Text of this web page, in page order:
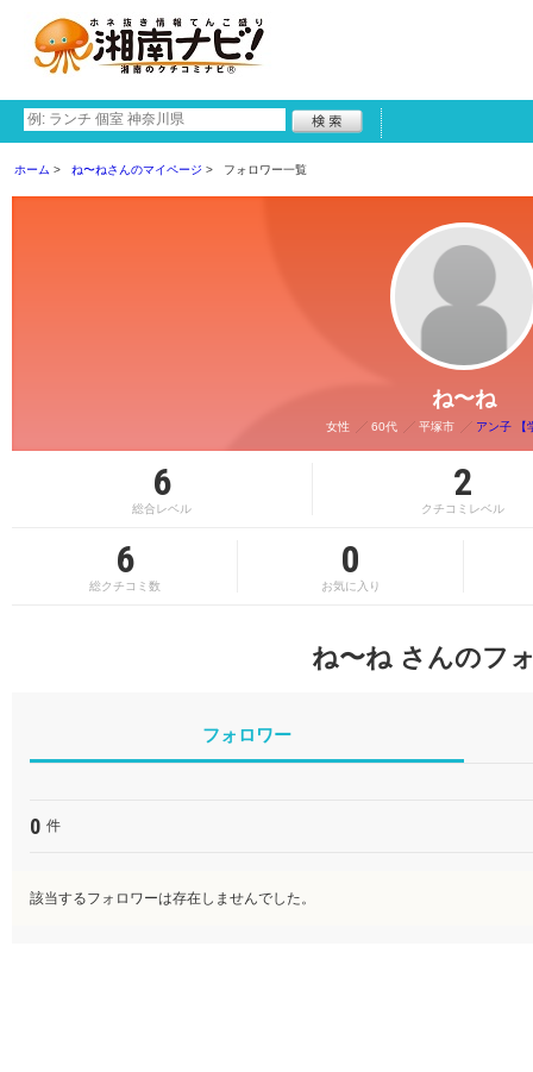
ホーム ね〜ねさんのマイページ フォロワー一覧
ね〜ね
女性 60代 平塚市 アン子 【
6
総合レベル
2
クチコミレベル
6
総クチコミ数
0
お気に入り
ね〜ね さんのフ
フォロワー
0 件
該当するフォロワーは存在しませんでした。